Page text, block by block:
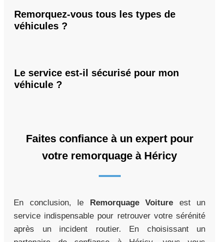
Remorquez-vous tous les types de
véhicules ?
Le service est-il sécurisé pour mon
véhicule ?
Faites confiance à un expert pour
votre remorquage à Héricy
En conclusion, le Remorquage Voiture est un
service indispensable pour retrouver votre sérénité
après un incident routier. En choisissant un